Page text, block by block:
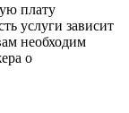
плату
услуги зависит
необходим
о